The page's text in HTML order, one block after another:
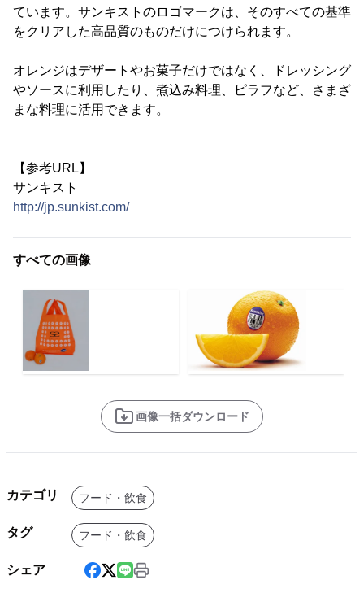
ています。サンキストのロゴマークは、そのすべての基準
をクリアした高品質のものだけにつけられます。
オレンジはデザートやお菓子だけではなく、ドレッシング
やソースに利用したり、煮込み料理、ピラフなど、さまざ
まな料理に活用できます。
【参考URL】
サンキスト
http://jp.sunkist.com/
すべての画像
画像一括ダウンロード
カテゴリ フード・飲食
タグ フード・飲食
シェア